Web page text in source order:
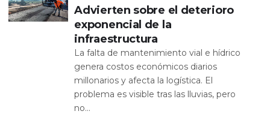
Advierten sobre el deterioro
exponencial de la
infraestructura
La falta de mantenimiento vial e hídrico
genera costos económicos diarios
millonarios y afecta la logística. El
problema es visible tras las lluvias, pero
no...